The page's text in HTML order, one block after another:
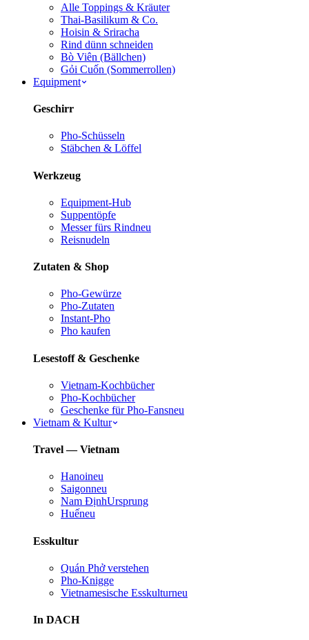
Alle Toppings & Kräuter
Thai-Basilikum & Co.
Hoisin & Sriracha
Rind dünn schneiden
Bò Viên (Bällchen)
Gỏi Cuốn (Sommerrollen)
Equipment
Geschirr
Pho-Schüsseln
Stäbchen & Löffel
Werkzeug
Equipment-Hub
Suppentöpfe
Messer fürs Rindneu
Reisnudeln
Zutaten & Shop
Pho-Gewürze
Pho-Zutaten
Instant-Pho
Pho kaufen
Lesestoff & Geschenke
Vietnam-Kochbücher
Pho-Kochbücher
Geschenke für Pho-Fansneu
Vietnam & Kultur
Travel — Vietnam
Hanoineu
Saigonneu
Nam ĐịnhUrsprung
Huếneu
Esskultur
Quán Phở verstehen
Pho-Knigge
Vietnamesische Esskulturneu
In DACH